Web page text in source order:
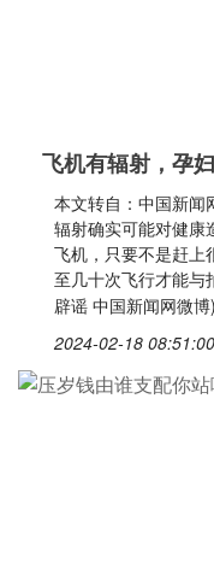
飞机有辐射，孕
本文转自：中国新闻
辐射确实可能对健康
飞机，只要不是赶上
至几十次飞行才能与
辟谣 中国新闻网微博)
2024-02-18 08:51:00